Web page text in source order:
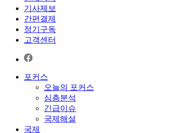
기사제보
간편결제
정기구독
고객센터
포커스
오늘의 포커스
심층분석
긴급이슈
국제해설
국제